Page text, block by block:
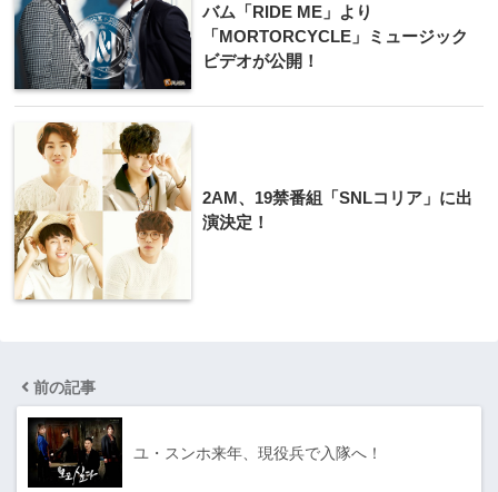
バム「RIDE ME」より
「MORTORCYCLE」ミュージック
ビデオが公開！
2AM、19禁番組「SNLコリア」に出
演決定！
前の記事
ユ・スンホ来年、現役兵で入隊へ！